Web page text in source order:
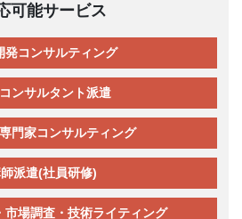
可能サービス
発コンサルティング
ンサルタント派遣
門家コンサルティング
派遣(社員研修)
市場調査・技術ライティング